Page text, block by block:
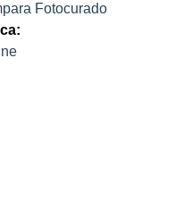
Fotocurado